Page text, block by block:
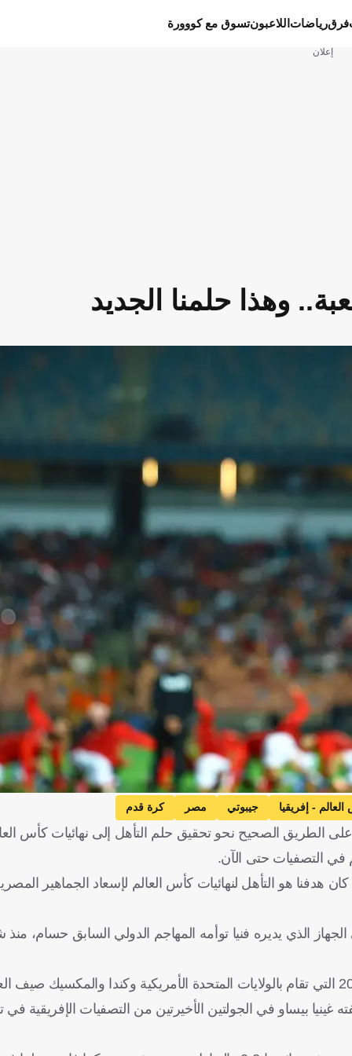
فرقرياضات اللاعبونتسوق مع كووورة
إعلان
وهذا حلمنا الجديد
- إفريقيا جيبوتي مصر كرة قدم
الطريق الصحيح نحو تحقيق حلم التأهل إلى نهائيات كأس
في التصفيات حتى الآن.
هو التأهل لنهائيات كأس العالم لإسعاد الجماهير
الذي يديره فنيا توأمه المهاجم الدولي السابق حسام، منذ
وبات المنتخب المصري على أعتاب ضمان التأهل لكأس العالم 2026 التي تقام بالولايات المتحدة الأمريكية وكندا
غينيا بيساو في الجولتين الأخيرتين من التصفيات الإفريقية